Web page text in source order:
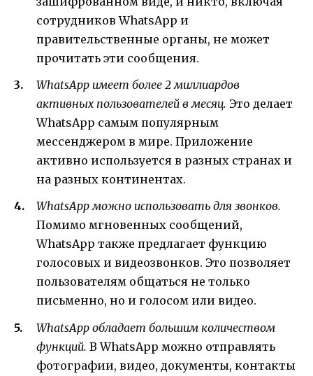
сотрудников WhatsApp и
правительственные органы, не может
прочитать эти сообщения.
WhatsApp имеет более 2 миллиардов
активных пользователей в месяц. Это делает
WhatsApp самым популярным
мессенджером в мире. Приложение
активно используется в разных странах и
на разных континентах.
WhatsApp можно использовать для звонков.
Помимо мгновенных сообщений,
WhatsApp также предлагает функцию
голосовых и видеозвонков. Это позволяет
пользователям общаться не только
письменно, но и голосом или видео.
WhatsApp обладает большим количеством
функций. В WhatsApp можно отправлять
фотографии, видео, документы, контакты